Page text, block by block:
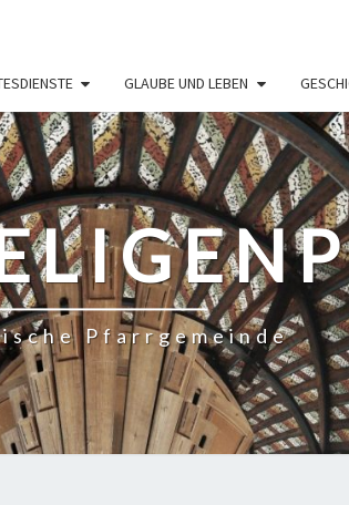
GLAUBE UND LEBEN
Pfarrgemeinde